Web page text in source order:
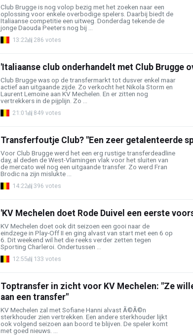
Club Brugge is nog volop bezig met het zoeken naar een
oplossing voor enkele overbodige spelers. Daarbij biedt de
Italiaanse competitie een uitweg. Donderdag tekende de
jonge Daouda Peeters nog bij ...
13:22 286 votes
'Italiaanse club onderhandelt met Club Brugge
Club Brugge was op de transfermarkt tot dusver enkel maar
actief aan uitgaande zijde. Zo verkocht het Nikola Storm en
Laurent Lemoine aan KV Mechelen. En er zitten nog
vertrekkers in de pijplijn. Zo ...
21:01 849 votes
Transferfoutje Club? "Een zeer getalenteerde
Voor Club Brugge werd het een erg rustige transferdeadline
day, al deden de West-Vlamingen vlak voor het sluiten van
de mercato wel nog een uitgaande transfer. Zo werd Fran
Brodic na zijn mislukte ...
14:22 396 votes
'KV Mechelen doet Rode Duivel een eerste
KV Mechelen doet ook dit seizoen een gooi naar de
eindzege in Play-Off II en ging alvast van start met een 6 op
6. Dit weekend wil het die reeks verder zetten tegen
Sporting Charleroi. Ondertussen ...
12:55 133 votes
Toptransfer in zicht voor KV Mechelen: "Ze
aan een transfer"
KV Mechelen zal met Sofiane Hanni alvast Ã©Ã©n
sterkhouder zien vertrekken. Een andere sterkhouder lijkt
ook volgend seizoen aan boord te blijven. De speler komt
met goed nieuws. ...